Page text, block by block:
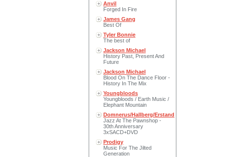
Anvil
Forged In Fire
James Gang
Best Of
Tyler Bonnie
The best of
Jackson Michael
History Past, Present And
Future
Jackson Michael
Blood On The Dance Floor -
History In The Mix
Youngbloods
Youngbloods / Earth Music /
Elephant Mountain
Domnerus/Hallberg/Erstand
Jazz At The Pawnshop -
30th Anniversary
3xSACD+DVD
Prodigy
Music For The Jilted
Generation